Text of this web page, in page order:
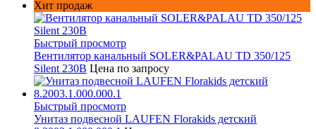
Хит продаж
Быстрый просмотр
Вентилятор канальный SOLER&PALAU TD 350/125
Silent 230В Цена по запросу
Быстрый просмотр
Унитаз подвесной LAUFEN Florakids детский